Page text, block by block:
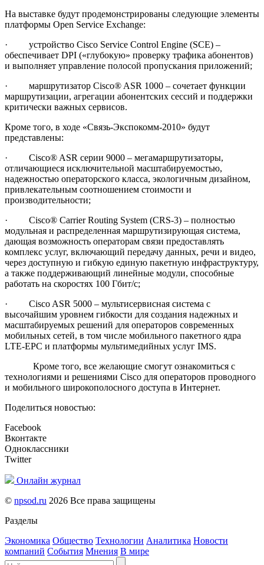
На выставке будут продемонстрированы следующие элементы
платформы Open Service Exchange:
· устройство Cisco Service Control Engine (SCE) –
обеспечивает DPI («глубокую» проверку трафика абонентов)
и выполняет управление полосой пропускания приложений;
· маршрутизатор Cisco® ASR 1000 – сочетает функции
маршрутизации, агрегации абонентских сессий и поддержки
критически важных сервисов.
Кроме того, в ходе «Связь-Экспокомм-2010» будут
представлены:
· Cisco® ASR серии 9000 – мегамаршрутизаторы,
отличающиеся исключительной масштабируемостью,
надежностью операторского класса, экологичным дизайном,
привлекательным соотношением стоимости и
производительности;
· Cisco® Carrier Routing System (CRS-3) – полностью
модульная и распределенная маршрутизирующая система,
дающая возможность операторам связи предоставлять
комплекс услуг, включающий передачу данных, речи и видео,
через доступную и гибкую единую пакетную инфраструктуру,
а также поддерживающий линейные модули, способные
работать на скоростях 100 Гбит/с;
· Cisco ASR 5000 – мультисервисная система с
высочайшим уровнем гибкости для создания надежных и
масштабируемых решений для операторов современных
мобильных сетей, в том числе мобильного пакетного ядра
LTE-EPC и платформы мультимедийных услуг IMS.
Кроме того, все желающие смогут ознакомиться с
технологиями и решениями Cisco для операторов проводного
и мобильного широкополосного доступа в Интернет.
Поделиться новостью:
Facebook
Вконтакте
Одноклассники
Twitter
Онлайн журнал
© npsod.ru 2026 Все права защищены
Разделы
Экономика Общество Технологии Аналитика Новости
компаний События Мнения В мире